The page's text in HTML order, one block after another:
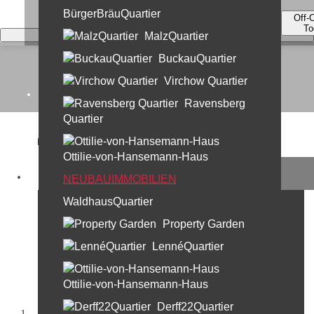
Unternehmen
30 Jahre Profi Partner
Standorte & Team
Team Berlin
Team München
BürgerBräuQuartier
MalzQuartier
BuckauQuartier
Virchow Quartier
Ravensberg
Quartier
Ottilie-von-Hansemann-Haus
NEUBAUIMMOBILIEN
WaldhausQuartier
Property Garden
LennéQuartier
Ottilie-von-Hansemann-Haus
Derff22Quartier
Off-
Profi Partner News
Aktuelles rund um die Immobilie -
wir informieren, beraten,
kommentieren.